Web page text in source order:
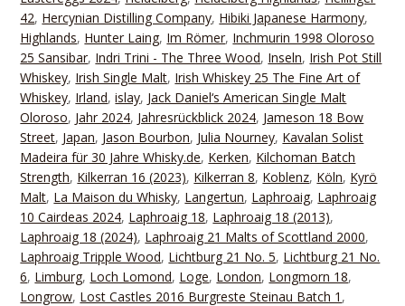
42, Hercynian Distilling Company, Hibiki Japanese Harmony,
Highlands, Hunter Laing, Im Römer, Inchmurin 1998 Oloroso
25 Sansibar, Indri Trini - The Three Wood, Inseln, Irish Pot Still
Whiskey, Irish Single Malt, Irish Whiskey 25 The Fine Art of
Whiskey, Irland,islay, Jack Daniel‘s American Single Malt
Oloroso, Jahr 2024, Jahresrückblick 2024, Jameson 18 Bow
Street, Japan, Jason Bourbon, Julia Nourney, Kavalan Solist
Madeira für 30 Jahre Whisky.de, Kerken, Kilchoman Batch
Strength, Kilkerran 16 (2023), Kilkerran 8, Koblenz, Köln, Kyrö
Malt, La Maison du Whisky, Langertun, Laphroaig, Laphroaig
10 Cairdeas 2024, Laphroaig 18, Laphroaig 18 (2013),
Laphroaig 18 (2024), Laphroaig 21 Malts of Scottland 2000,
Laphroaig Tripple Wood, Lichtburg 21 No. 5, Lichtburg 21 No.
6, Limburg, Loch Lomond, Loge, London, Longmorn 18,
Longrow, Lost Castles 2016 Burgreste Steinau Batch 1 ,